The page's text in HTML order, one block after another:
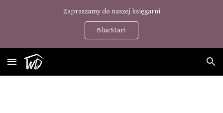
Zapraszamy do naszej księgarni
BlueStart